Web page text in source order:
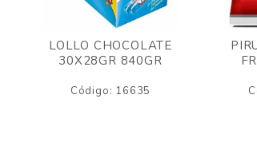
LOLLO CHOCOLATE
30X28GR 840GR
Código: 16635